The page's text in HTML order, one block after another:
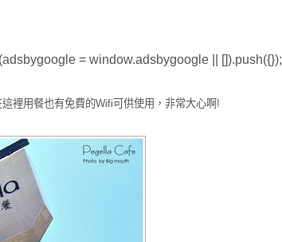
(adsbygoogle = window.adsbygoogle || []).push({});
裡用餐也有免費的Wifi可供使用，非常大心啊!